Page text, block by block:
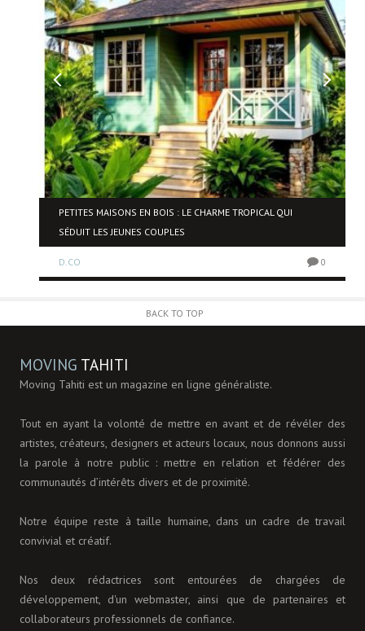
PETITES MAISONS EN BOIS : LE CHARME TROPICAL QUI
SÉDUIT LES JEUNES COUPLES
D.CO 0
BACK TO TOP
MOVING TAHITI
Moving Tahiti est un magazine en ligne généraliste.
Tout en ayant la volonté de mettre en avant et de révéler des
artistes, créateurs, designers et acteurs locaux, nous donnons aussi
la parole à notre public : mettre en relation et fédérer des
communautés d’intérêts divers et de proximité.
Notre équipe reste à taille humaine, dans un cadre de travail
convivial et créatif.
Nos deux rédactrices sont entourées de chargées de
développement, d'un webmaster, ainsi que de partenaires et
collaborateurs professionnels de confiance.